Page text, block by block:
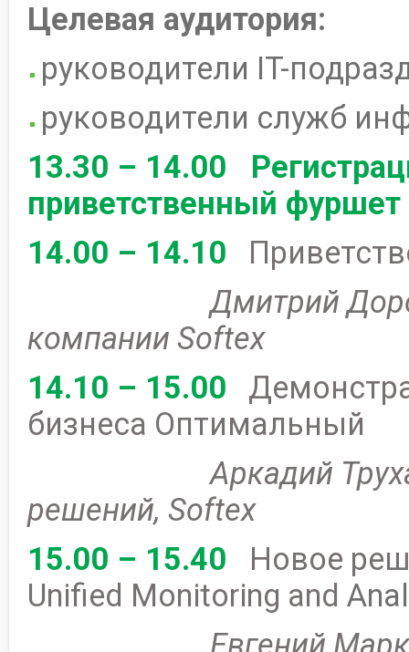
Целевая аудитория:
руководители IT-
руководители служб
13.30 – 14.00
приветственный фуршет
14.00 – 14.10
Дмитрий
компании Softex
14.10 – 15.00
бизнеса Оптимальный
Аркадий Труханов,
решений, Softex
15.00 – 15.40
Новое
Unified Monitoring and
Евгений Марковец,